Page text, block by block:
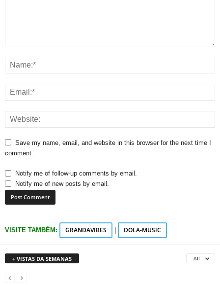
Save my name, email, and website in this browser for the next time I
comment.
Notify me of follow-up comments by email.
Notify me of new posts by email.
VISITE TAMBÉM: GRANDAVIBES DOLA-MUSIC
+ VISTAS DA SEMANAS All